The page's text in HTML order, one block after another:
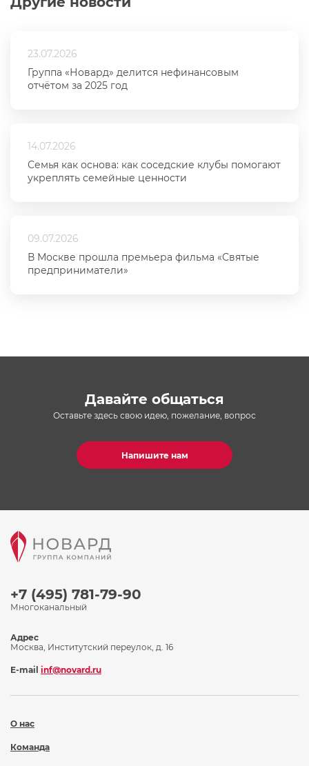
23.07.2026
Группа «Новард» делится нефинансовым
отчётом за 2025 год
14.07.2026
Семья как основа: как соседские клубы помогают
укреплять семейные ценности
09.07.2026
В Москве прошла премьера фильма «Святые
предприниматели»
Давайте общаться
Оставьте здесь свою идею, пожелание, вопрос
Напишите нам
+7 (495) 781-79-90
Многоканальный
О нас
Команда
Адрес
Москва, Институтский переулок, д. 16
E-mail inf@novard.ru